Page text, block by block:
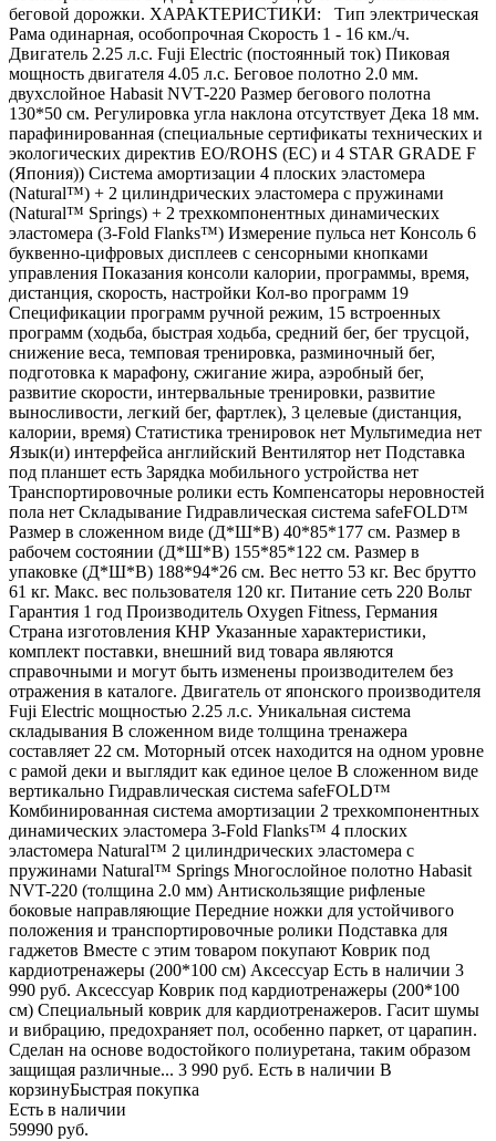
беговой дорожки. ХАРАКТЕРИСТИКИ: Тип электрическая
Рама одинарная, особопрочная Скорость 1 - 16 км./ч.
Двигатель 2.25 л.с. Fuji Electric (постоянный ток) Пиковая
мощность двигателя 4.05 л.с. Беговое полотно 2.0 мм.
двухслойное Habasit NVT-220 Размер бегового полотна
130*50 см. Регулировка угла наклона отсутствует Дека 18 мм.
парафинированная (специальные сертификаты технических и
экологических директив EO/ROHS (ЕС) и 4 STAR GRADE F
(Япония)) Система амортизации 4 плоских эластомера
(Natural™) + 2 цилиндрических эластомера с пружинами
(Natural™ Springs) + 2 трехкомпонентных динамических
эластомера (3-Fold Flanks™) Измерение пульса нет Консоль 6
буквенно-цифровых дисплеев с сенсорными кнопками
управления Показания консоли калории, программы, время,
дистанция, скорость, настройки Кол-во программ 19
Спецификации программ ручной режим, 15 встроенных
программ (ходьба, быстрая ходьба, средний бег, бег трусцой,
снижение веса, темповая тренировка, разминочный бег,
подготовка к марафону, сжигание жира, аэробный бег,
развитие скорости, интервальные тренировки, развитие
выносливости, легкий бег, фартлек), 3 целевые (дистанция,
калории, время) Статистика тренировок нет Мультимедиа нет
Язык(и) интерфейса английский Вентилятор нет Подставка
под планшет есть Зарядка мобильного устройства нет
Транспортировочные ролики есть Компенсаторы неровностей
пола нет Складывание Гидравлическая система safeFOLD™
Размер в сложенном виде (Д*Ш*В) 40*85*177 см. Размер в
рабочем состоянии (Д*Ш*В) 155*85*122 см. Размер в
упаковке (Д*Ш*В) 188*94*26 см. Вес нетто 53 кг. Вес брутто
61 кг. Макс. вес пользователя 120 кг. Питание сеть 220 Вольт
Гарантия 1 год Производитель Oxygen Fitness, Германия
Страна изготовления КНР Указанные характеристики,
комплект поставки, внешний вид товара являются
справочными и могут быть изменены производителем без
отражения в каталоге. Двигатель от японского производителя
Fuji Electric мощностью 2.25 л.с. Уникальная система
складывания В сложенном виде толщина тренажера
составляет 22 см. Моторный отсек находится на одном уровне
с рамой деки и выглядит как единое целое В сложенном виде
вертикально Гидравлическая система safeFOLD™
Комбинированная система амортизации 2 трехкомпонентных
динамических эластомера 3-Fold Flanks™ 4 плоских
эластомера Natural™ 2 цилиндрических эластомера с
пружинами Natural™ Springs Многослойное полотно Habasit
NVT-220 (толщина 2.0 мм) Антискользящие рифленые
боковые направляющие Передние ножки для устойчивого
положения и транспортировочные ролики Подставка для
гаджетов Вместе с этим товаром покупают Коврик под
кардиотренажеры (200*100 см) Аксессуар Есть в наличии 3
990 руб. Аксессуар Коврик под кардиотренажеры (200*100
см) Специальный коврик для кардиотренажеров. Гасит шумы
и вибрацию, предохраняет пол, особенно паркет, от царапин.
Сделан на основе водостойкого полиуретана, таким образом
защищая различные... 3 990 руб. Есть в наличии В
корзинуБыстрая покупка
Есть в наличии
59990 руб.